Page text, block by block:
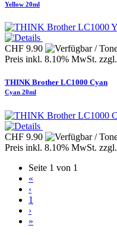
Yellow 20ml
CHF 9.90
Preis inkl. 8.10% MwSt. zzgl.
THINK Brother LC1000 Cyan
Cyan 20ml
CHF 9.90
Preis inkl. 8.10% MwSt. zzgl.
Seite 1 von 1
«
‹
1
›
»